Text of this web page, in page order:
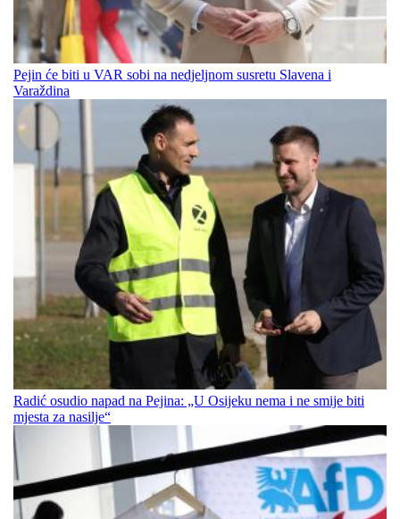
Pejin će biti u VAR sobi na nedjeljnom susretu Slavena i
Varaždina
Radić osudio napad na Pejina: „U Osijeku nema i ne smije biti
mjesta za nasilje“